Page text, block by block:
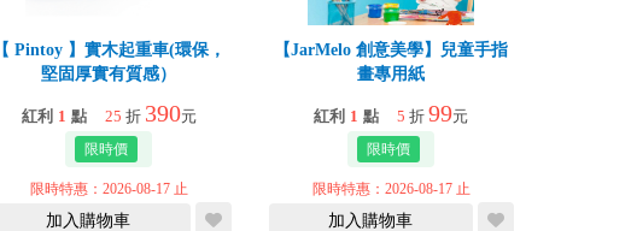
【 Pintoy 】實木起重車(環保，
堅固厚實有質感）
紅利 1 點 25 折 390元
限時特惠：2026-08-17 止
加入購物車
【JarMelo 創意美學】兒童手指
畫專用紙
紅利 1 點 5 折 99元
限時特惠：2026-08-17 止
加入購物車